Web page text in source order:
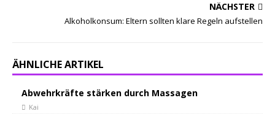
NÄCHSTER
Alkoholkonsum: Eltern sollten klare Regeln aufstellen
ÄHNLICHE ARTIKEL
Abwehrkräfte stärken durch Massagen
Kai